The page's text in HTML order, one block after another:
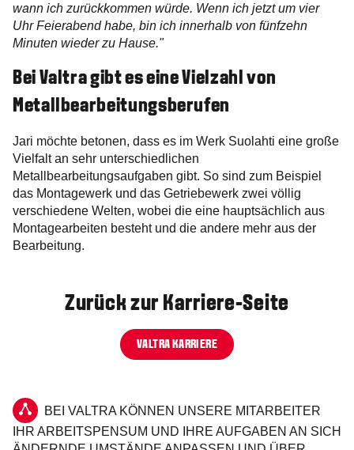
wann ich zurückkommen würde. Wenn ich jetzt um vier
Uhr Feierabend habe, bin ich innerhalb von fünfzehn
Minuten wieder zu Hause."
Bei Valtra gibt es eine Vielzahl von
Metallbearbeitungsberufen
Jari möchte betonen, dass es im Werk Suolahti eine große
Vielfalt an sehr unterschiedlichen
Metallbearbeitungsaufgaben gibt. So sind zum Beispiel
das Montagewerk und das Getriebewerk zwei völlig
verschiedene Welten, wobei die eine hauptsächlich aus
Montagearbeiten besteht und die andere mehr aus der
Bearbeitung.
Zurück zur Karriere-Seite
VALTRA KARRIERE
BEI VALTRA KÖNNEN UNSERE MITARBEITER
IHR ARBEITSPENSUM UND IHRE AUFGABEN AN SICH